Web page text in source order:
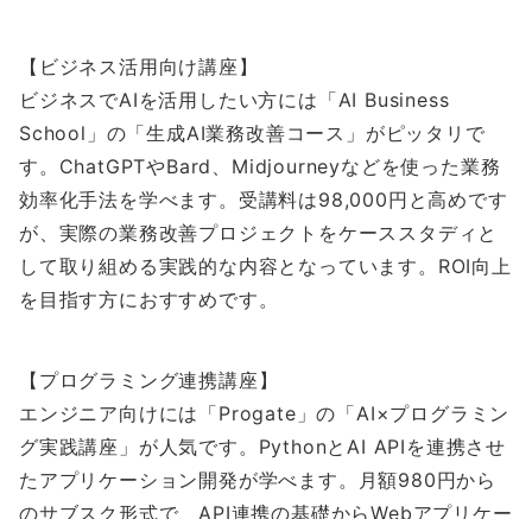
【ビジネス活用向け講座】
ビジネスでAIを活用したい方には「AI Business
School」の「生成AI業務改善コース」がピッタリで
す。ChatGPTやBard、Midjourneyなどを使った業務
効率化手法を学べます。受講料は98,000円と高めです
が、実際の業務改善プロジェクトをケーススタディと
して取り組める実践的な内容となっています。ROI向上
を目指す方におすすめです。
【プログラミング連携講座】
エンジニア向けには「Progate」の「AI×プログラミン
グ実践講座」が人気です。PythonとAI APIを連携させ
たアプリケーション開発が学べます。月額980円から
のサブスク形式で、API連携の基礎からWebアプリケー